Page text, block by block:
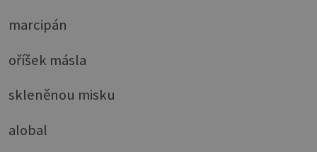
marcipán
oříšek másla
skleněnou misku
alobal